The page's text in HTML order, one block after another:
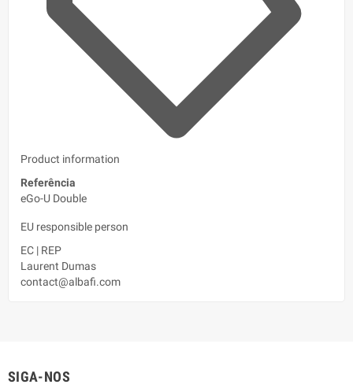
Product information
Referência
eGo-U Double
EU responsible person
EC | REP
Laurent Dumas
contact@albafi.com
SIGA-NOS